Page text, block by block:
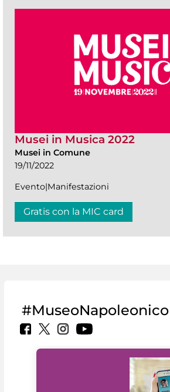
Musei in Musica 2022
Musei in Comune
19/11/2022
Evento|Manifestazioni
Gratis con la MIC card
#MuseoNapoleonico